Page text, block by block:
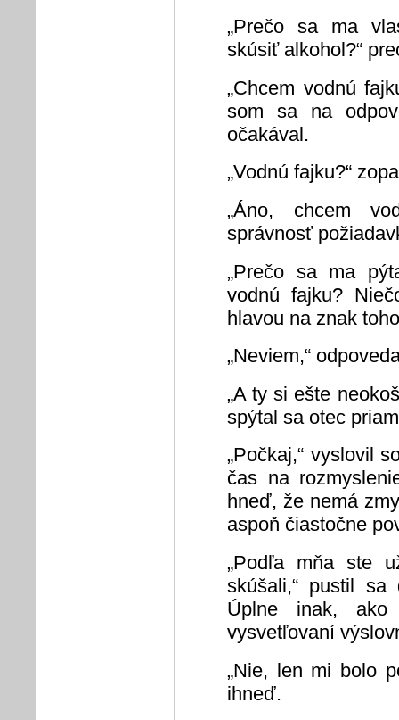
„Prečo sa ma
skúsiť alkohol?“
„Chcem vodnú
som sa na
očakával.
„Vodnú fajku?“
„Áno, chcem
správnosť
„Prečo sa ma
vodnú fajku?
hlavou na znak
„Neviem,“
„A ty si ešte
spýtal sa otec
„Počkaj,“ vyslovil
čas na
hneď, že nemá
aspoň čiastočne
„Podľa mňa ste
skúšali,“ pustil
Úplne inak,
vysvetľovaní
„Nie, len mi bolo
ihneď.